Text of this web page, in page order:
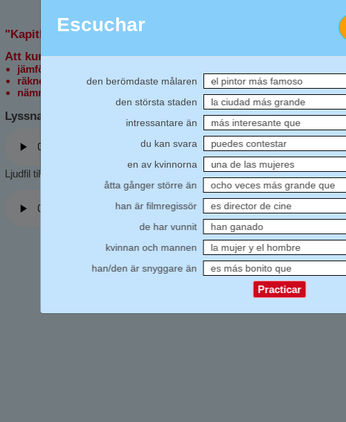
"Kapitlets mål"
Att kunna
jämföra personer och saker (adjektivets komparation)
räkneord 1–10 000
nämna några fakta om den spansktalande världen
Lyssna på texten!
Ljudfil till kopieringsunderlag 30:
Escuchar
den berömdaste målaren
el pintor más famoso
den största staden
la ciudad más grande
intressantare än
más interesante que
du kan svara
puedes contestar
en av kvinnorna
una de las mujeres
åtta gånger större än
ocho veces más grande que
han är filmregissör
es director de cine
de har vunnit
han ganado
kvinnan och mannen
la mujer y el hombre
han/den är snyggare än
es más bonito que
Practicar